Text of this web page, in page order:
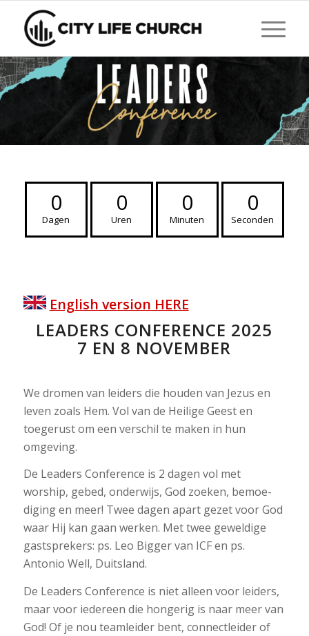
0
Dagen
0
Uren
0
Minuten
0
Seconden
English version HERE
LEADERS CONFERENCE 2025
7 EN 8 NOVEMBER
We dromen van leiders die houden van Jezus en
leven zoals Hem. Vol van de Heilige Geest en
toegerust om een verschil te maken in hun
omgeving.
De Leaders Conference is 2 dagen vol met
worship, gebed, onderwijs, God zoeken, bemoe-
diging en meer! Twee dagen apart gezet voor God
waar Hij kan gaan werken. Met twee geweldige
gastsprekers: ps. Leo Bigger van ICF en ps.
Antonio Well, Duitsland.
De Leaders Conference is niet alleen voor leiders,
maar voor iedereen die hongerig is naar meer van
God! Of je nou teamleider bent, connectleider of